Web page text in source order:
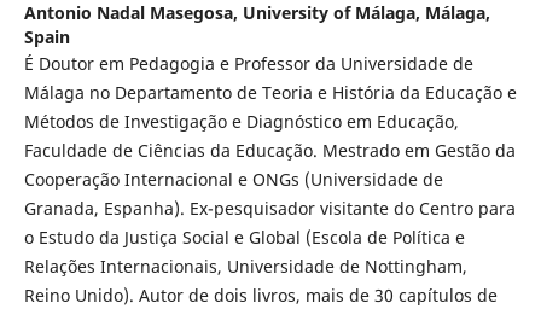
Antonio Nadal Masegosa, University of Málaga, Málaga,
Spain
É Doutor em Pedagogia e Professor da Universidade de
Málaga no Departamento de Teoria e História da Educação e
Métodos de Investigação e Diagnóstico em Educação,
Faculdade de Ciências da Educação. Mestrado em Gestão da
Cooperação Internacional e ONGs (Universidade de
Granada, Espanha). Ex-pesquisador visitante do Centro para
o Estudo da Justiça Social e Global (Escola de Política e
Relações Internacionais, Universidade de Nottingham,
Reino Unido). Autor de dois livros, mais de 30 capítulos de